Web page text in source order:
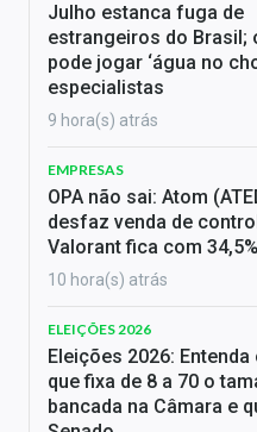
Julho estanca fuga de
estrangeiros do Brasil;
pode jogar ‘água no
especialistas
9 hora(s) atrás
EMPRESAS
OPA não sai: Atom
desfaz venda de
Valorant fica com
10 hora(s) atrás
ELEIÇÕES 2026
Eleições 2026:
que fixa de 8 a 70 o
bancada na Câmara e